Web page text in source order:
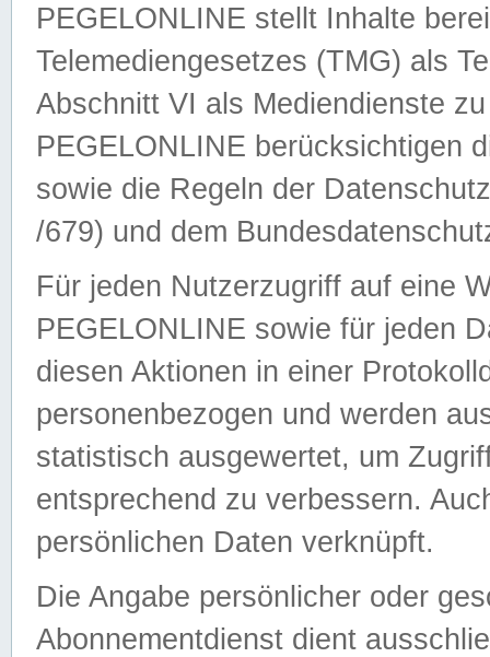
PEGELONLINE stellt Inhalte
Telemediengesetzes (TMG) als
Abschnitt VI als Mediendienste
PEGELONLINE berücksichtigen
sowie die Regeln der
/679) und dem
Für jeden Nutzerzugriff auf eine
PEGELONLINE sowie für jeden
diesen Aktionen in einer
personenbezogen und werden
statistisch ausgewertet, um
entsprechend zu verbessern.
persönlichen Daten verknüpft.
Die Angabe persönlicher oder
Abonnementdienst dient